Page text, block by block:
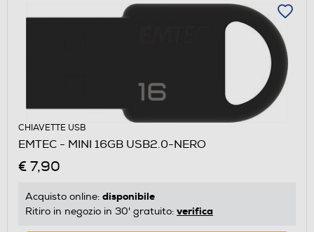
CHIAVETTE USB
EMTEC - MINI 16GB USB2.0-NERO
€ 7,90
Acquisto online: disponibile
Ritiro in negozio in 30' gratuito: verifica